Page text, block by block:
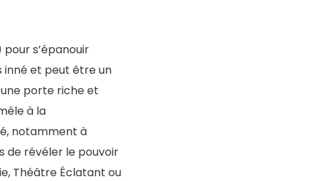
s’épanouir
inné et peut être un
porte riche et
à la
notamment à
de révéler le pouvoir
Théâtre Éclatant ou